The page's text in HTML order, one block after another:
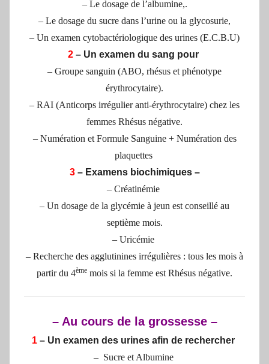
– Le dosage de l’albumine,.
– Le dosage du sucre dans l’urine ou la glycosurie,
– Un examen cytobactériologique des urines (E.C.B.U)
2 – Un examen du sang pour
– Groupe sanguin (ABO, rhésus et phénotype
érythrocytaire).
– RAI (Anticorps irrégulier anti-érythrocytaire) chez les
femmes Rhésus négative.
– Numération et Formule Sanguine + Numération des
plaquettes
3– Examens biochimiques –
– Créatinémie
– Un dosage de la glycémie à jeun est conseillé au
septième mois.
– Uricémie
– Recherche des agglutinines irrégulières : tous les mois à
partir du 4ème mois si la femme est Rhésus négative.
– Au cours de la grossesse –
1 – Un examen des urines afin de rechercher
– Sucre et Albumine